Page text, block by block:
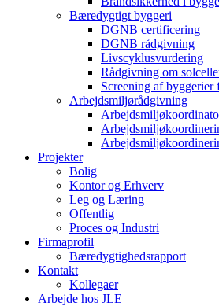
Bæredygtigt byggeri
DGNB certificering
DGNB rådgivning
Livscyklusvurdering
Rådgivning om
Screening af
Arbejdsmiljørådgivning
Projekter
Bolig
Kontor og Erhverv
Leg og Læring
Offentlig
Proces og Industri
Firmaprofil
Bæredygtighedsrapport
Kontakt
Kollegaer
Arbejde hos JLE